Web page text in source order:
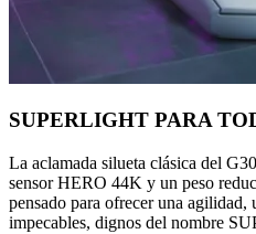
SUPERLIGHT PARA
La aclamada silueta clásica del
sensor HERO 44K y un peso
pensado para ofrecer una
impecables, dignos del nombre